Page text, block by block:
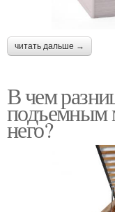
читать дальше →
В чем
подъемным
него?